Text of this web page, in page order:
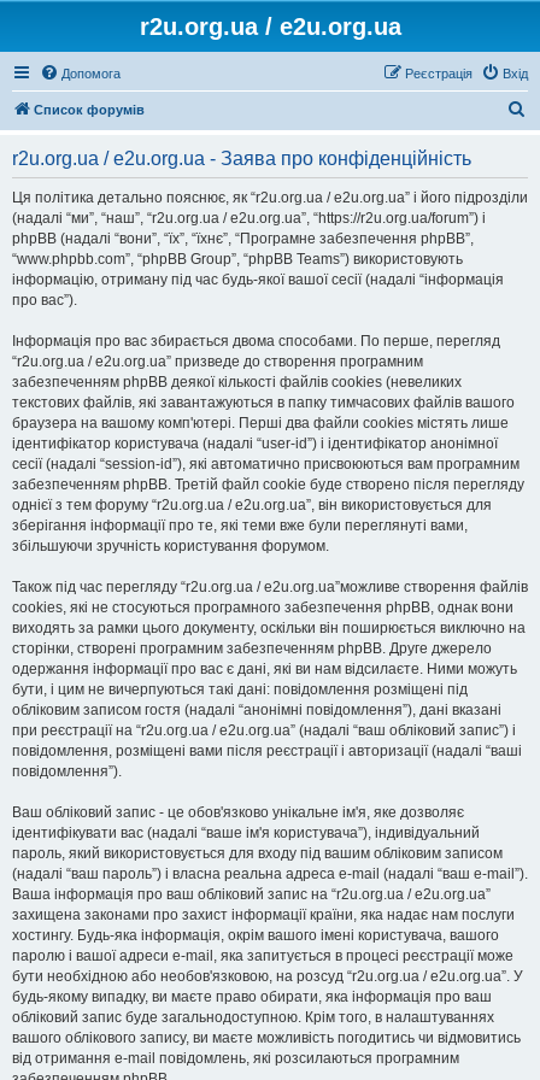
r2u.org.ua / e2u.org.ua
Допомога Вхід
Реєстрація
Список форумів
r2u.org.ua / e2u.org.ua - Заява про конфіденційність
Ця політика детально пояснює, як “r2u.org.ua / e2u.org.ua” і його підрозділи
(надалі “ми”, “наш”, “r2u.org.ua / e2u.org.ua”, “https://r2u.org.ua/forum”) і
phpBB (надалі “вони”, “їх”, “їхнє”, “Програмне забезпечення phpBB”,
“www.phpbb.com”, “phpBB Group”, “phpBB Teams”) використовують
інформацію, отриману під час будь-якої вашої сесії (надалі “інформація
про вас”).
Інформація про вас збирається двома способами. По перше, перегляд
“r2u.org.ua / e2u.org.ua” призведе до створення програмним
забезпеченням phpBB деякої кількості файлів cookies (невеликих
текстових файлів, які завантажуються в папку тимчасових файлів вашого
браузера на вашому комп'ютері. Перші два файли cookies містять лише
ідентифікатор користувача (надалі “user-id”) і ідентифікатор анонімної
сесії (надалі “session-id”), які автоматично присвоюються вам програмним
забезпеченням phpBB. Третій файл cookie буде створено після перегляду
однієї з тем форуму “r2u.org.ua / e2u.org.ua”, він використовується для
зберігання інформації про те, які теми вже були переглянуті вами,
збільшуючи зручність користування форумом.
Також під час перегляду “r2u.org.ua / e2u.org.ua”можливе створення файлів
cookies, які не стосуються програмного забезпечення phpBB, однак вони
виходять за рамки цього документу, оскільки він поширюється виключно на
сторінки, створені програмним забезпеченням phpBB. Друге джерело
одержання інформації про вас є дані, які ви нам відсилаєте. Ними можуть
бути, і цим не вичерпуються такі дані: повідомлення розміщені під
обліковим записом гостя (надалі “анонімні повідомлення”), дані вказані
при реєстрації на “r2u.org.ua / e2u.org.ua” (надалі “ваш обліковий запис”) і
повідомлення, розміщені вами після реєстрації і авторизації (надалі “ваші
повідомлення”).
Ваш обліковий запис - це обов'язково унікальне ім'я, яке дозволяє
ідентифікувати вас (надалі “ваше ім'я користувача”), індивідуальний
пароль, який використовується для входу під вашим обліковим записом
(надалі “ваш пароль”) і власна реальна адреса e-mail (надалі “ваш e-mail”).
Ваша інформація про ваш обліковий запис на “r2u.org.ua / e2u.org.ua”
захищена законами про захист інформації країни, яка надає нам послуги
хостингу. Будь-яка інформація, окрім вашого імені користувача, вашого
паролю і вашої адреси e-mail, яка запитується в процесі реєстрації може
бути необхідною або необов'язковою, на розсуд “r2u.org.ua / e2u.org.ua”. У
будь-якому випадку, ви маєте право обирати, яка інформація про ваш
обліковий запис буде загальнодоступною. Крім того, в налаштуваннях
вашого облікового запису, ви маєте можливість погодитись чи відмовитись
від отримання e-mail повідомлень, які розсилаються програмним